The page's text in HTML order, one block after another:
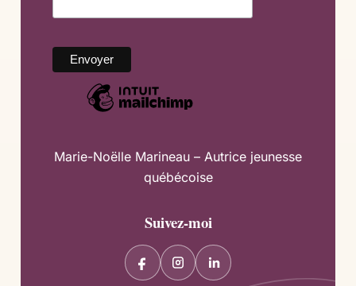
Marie-Noëlle Marineau – Autrice jeunesse
québécoise
Suivez-moi
F
I
L